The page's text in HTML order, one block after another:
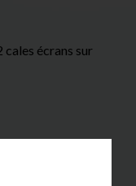
écrans sur